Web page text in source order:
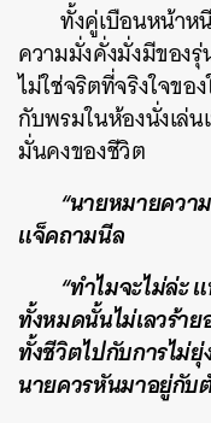
ทั้งคู่เบือนหน้าห
ความมั่งคั่งมั่งมีของ
ไม่ใช่จริตที่จริงใจขอ
กับพรมในห้องนั่งเล่
มั่นคงของชีวิต
“นายหมายควา
แจ็คถามนีล
“ทำไมจะไม่ล่ะ
ทั้งหมดนั้นไม่เลวร้า
ทั้งชีวิตไปกับการไม่
นายควรหันมาอยู่กับ